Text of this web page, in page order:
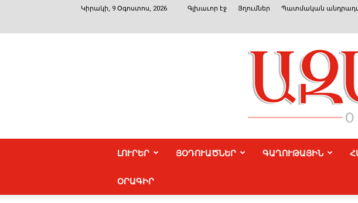
Կիրակի, 9 Օգոստոս, 2026 Գլխաւոր էջ Յղումներ Պատմական
ԼՈՒՐԵՐ ՅՕԴՈՒԱԾՆԵՐ ԳԱՂՈՒԹԱՅԻՆ
ՕՐԱԳԻՐ